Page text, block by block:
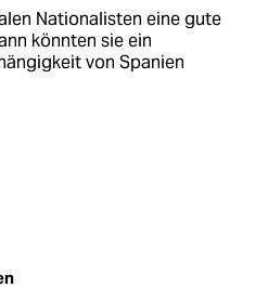
Nationalisten eine gute
könnten sie ein
von Spanien